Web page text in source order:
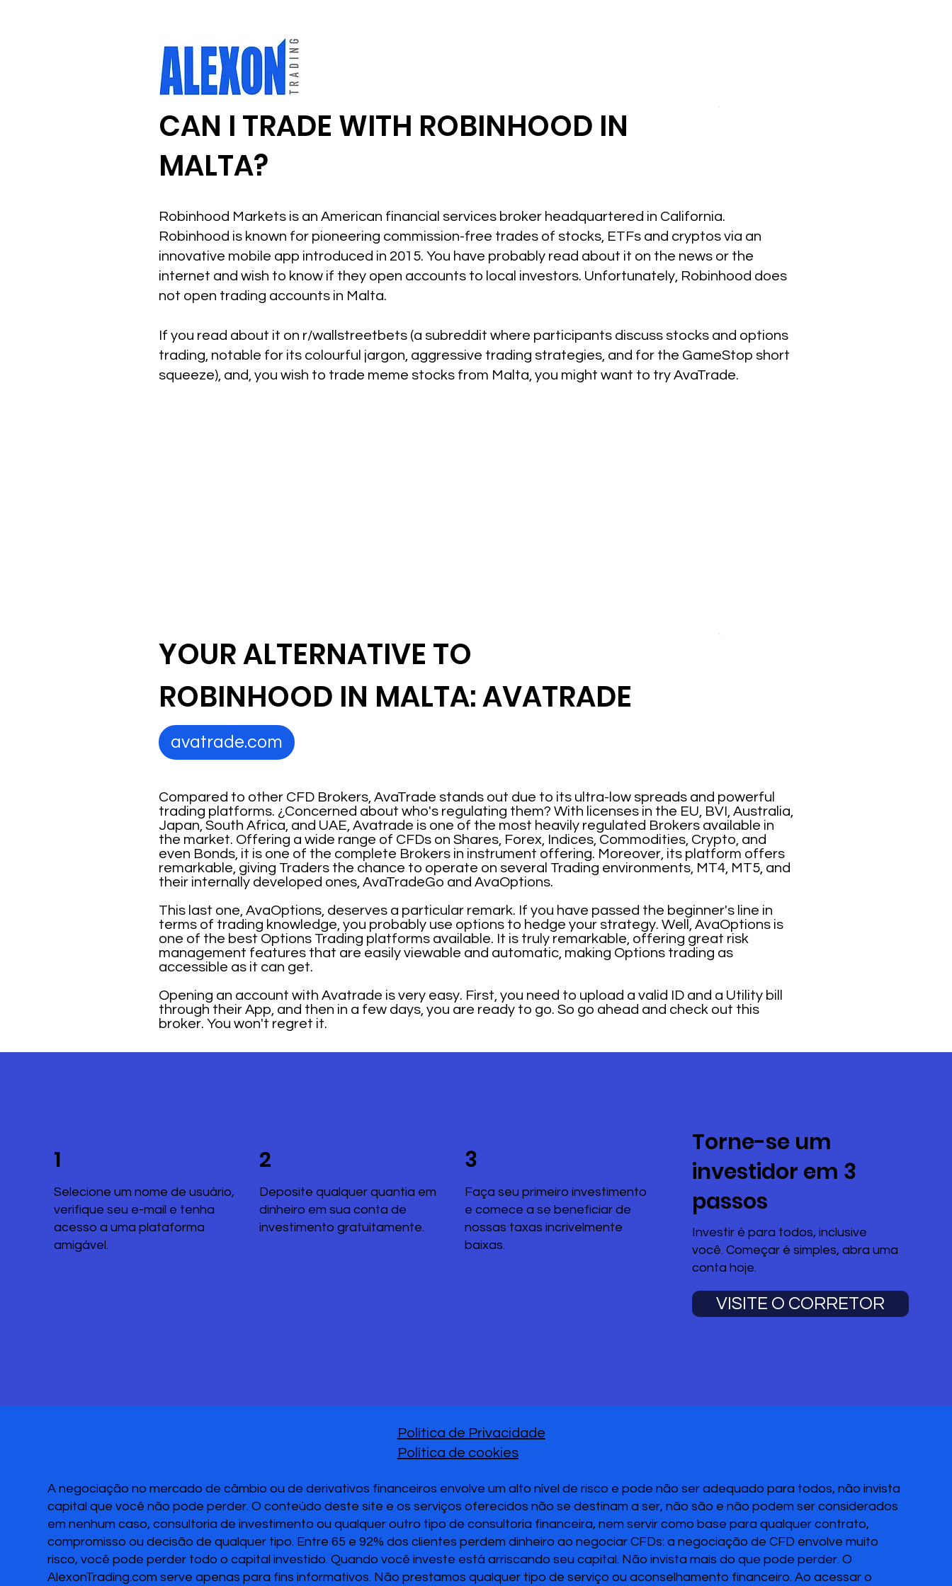
CAN I TRADE WITH ROBINHOOD IN
MALTA?
Robinhood Markets is an American financial services broker headquartered in California.
Robinhood is known for pioneering commission-free trades of stocks, ETFs and cryptos via an
innovative mobile app introduced in 2015. You have probably read about it on the news or the
internet and wish to know if they open accounts to local investors. Unfortunately, Robinhood does
not open trading accounts in Malta.
If you read about it on r/wallstreetbets (a subreddit where participants discuss stocks and options
trading, notable for its colourful jargon, aggressive trading strategies, and for the GameStop short
squeeze), and, you wish to trade meme stocks from Malta, you might want to try AvaTrade.
Compared to other CFD Brokers, AvaTrade stands out due to its ultra-low spreads and powerful
trading platforms. ¿Concerned about who's regulating them? With licenses in the EU, BVI, Australia,
Japan, South Africa, and UAE, Avatrade is one of the most heavily regulated Brokers available in
the market. Offering a wide range of CFDs on Shares, Forex, Indices, Commodities, Crypto, and
even Bonds, it is one of the complete Brokers in instrument offering. Moreover, its platform offers
remarkable, giving Traders the chance to operate on several Trading environments, MT4, MT5, and
their internally developed ones, AvaTradeGo and AvaOptions.
This last one, AvaOptions, deserves a particular remark. If you have passed the beginner's line in
terms of trading knowledge, you probably use options to hedge your strategy. Well, AvaOptions is
one of the best Options Trading platforms available. It is truly remarkable, offering great risk
management features that are easily viewable and automatic, making Options trading as
accessible as it can get.
Opening an account with Avatrade is very easy. First, you need to upload a valid ID and a Utility bill
through their App, and then in a few days, you are ready to go. So go ahead and check out this
broker. You won't regret it.
YOUR ALTERNATIVE TO
ROBINHOOD IN MALTA: AVATRADE
avatrade.com
Torne-se um
investidor em 3
passos
Investir é para todos, inclusive
você. Começar é simples, abra uma
conta hoje.
VISITE O CORRETOR
1
Selecione um nome de usuário,
verifique seu e-mail e tenha
acesso a uma plataforma
amigável.
2
Deposite qualquer quantia em
dinheiro em sua conta de
investimento gratuitamente.
3
Faça seu primeiro investimento
e comece a se beneficiar de
nossas taxas incrivelmente
baixas.
A negociação no mercado de câmbio ou de derivativos financeiros envolve um alto nível de risco e pode não ser adequado para todos, não invista
capital que você não pode perder. O conteúdo deste site e os serviços oferecidos não se destinam a ser, não são e não podem ser considerados
em nenhum caso, consultoria de investimento ou qualquer outro tipo de consultoria financeira, nem servir como base para qualquer contrato,
compromisso ou decisão de qualquer tipo. Entre 65 e 92% dos clientes perdem dinheiro ao negociar CFDs: a negociação de CFD envolve muito
risco, você pode perder todo o capital investido. Quando você investe está arriscando seu capital. Não invista mais do que pode perder. O
AlexonTrading.com serve apenas para fins informativos. Não prestamos qualquer tipo de serviço ou aconselhamento financeiro. Ao acessar o
Política de Privacidade
Política de cookies